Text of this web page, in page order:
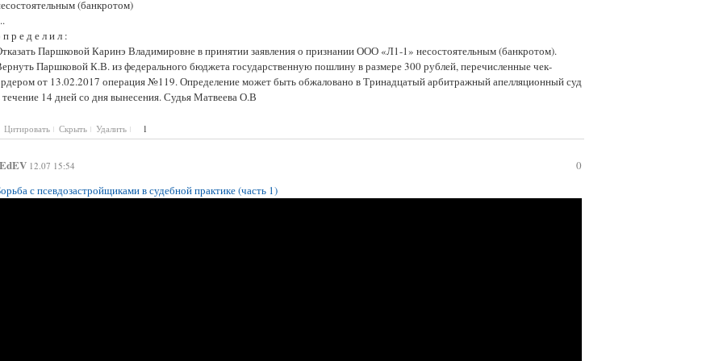
(банкротом)
п р е д е л и л :
Паршковой Каринэ Владимировне в принятии заявления о признании ООО «Л1-1» несостоятельным (банкротом).
Паршковой К.В. из федерального бюджета государственную пошлину в размере 300 рублей, перечисленные чек-
от 13.02.2017 операция №119. Определение может быть обжаловано в Тринадцатый арбитражный апелляционный суд
течение 14 дней со дня вынесения. Судья Матвеева О.В
Цитировать Скрыть Удалить 1
0
12.07 15:54
с псевдозастройщиками в судебной практике (часть 1)